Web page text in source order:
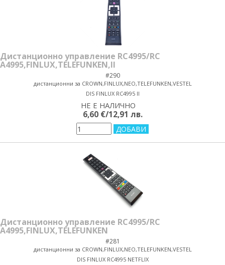
Дистанционно управление RC4995/RC
A4995,FINLUX,TELEFUNKEN,II
#290
дистанционни за CROWN,FINLUX,NEO,TELEFUNKEN,VESTEL
DIS FINLUX RC4995 II
НЕ Е НАЛИЧНО
6,60 €/12,91 лв.
Дистанционно управление RC4995/RC
A4995,FINLUX,TELEFUNKEN
#281
дистанционни за CROWN,FINLUX,NEO,TELEFUNKEN,VESTEL
DIS FINLUX RC4995 NETFLIX